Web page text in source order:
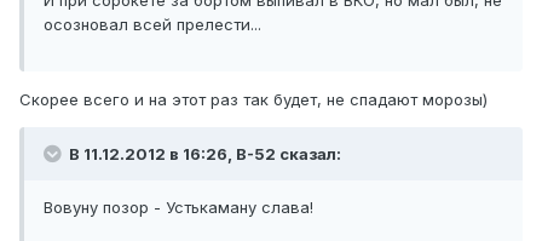
осозновал всей прелести...
Скорее всего и на этот раз так будет, не спадают морозы)
В 11.12.2012 в 16:26, B-52 сказал:
Вовуну позор - Устькаману слава!